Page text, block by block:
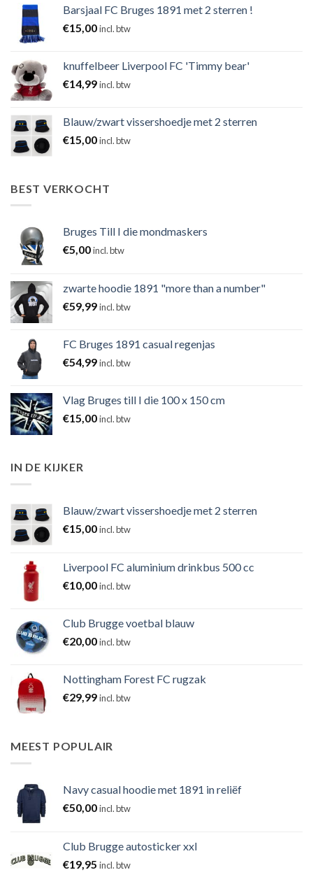
Barsjaal FC Bruges 1891 met 2 sterren !
€15,00incl. btw
knuffelbeer Liverpool FC 'Timmy bear'
€14,99incl. btw
Blauw/zwart vissershoedje met 2 sterren
€15,00incl. btw
BEST VERKOCHT
Bruges Till I die mondmaskers
€5,00incl. btw
zwarte hoodie 1891 "more than a number"
€59,99incl. btw
FC Bruges 1891 casual regenjas
€54,99incl. btw
Vlag Bruges till I die 100 x 150 cm
€15,00incl. btw
IN DE KIJKER
Blauw/zwart vissershoedje met 2 sterren
€15,00incl. btw
Liverpool FC aluminium drinkbus 500 cc
€10,00incl. btw
Club Brugge voetbal blauw
€20,00incl. btw
Nottingham Forest FC rugzak
€29,99incl. btw
MEEST POPULAIR
Navy casual hoodie met 1891 in reliëf
€50,00incl. btw
Club Brugge autosticker xxl
€19,95 incl. btw